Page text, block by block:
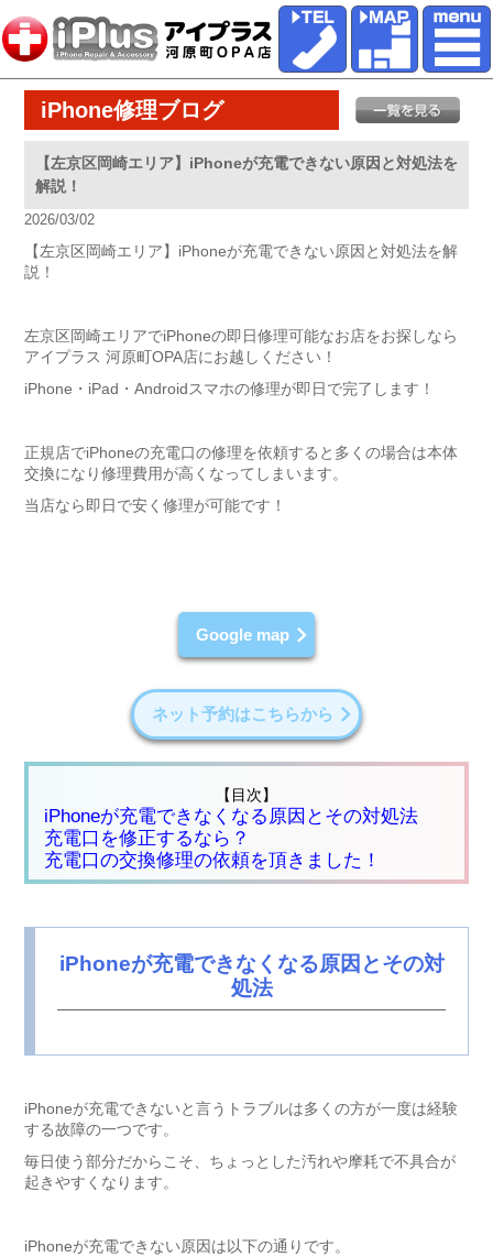
iPhone修理ブログ
【左京区岡崎エリア】iPhoneが充電できない原因と対処法を
解説！
2026/03/02
【左京区岡崎エリア】iPhoneが充電できない原因と対処法を解
説！
左京区岡崎エリアでiPhoneの即日修理可能なお店をお探しなら
アイプラス 河原町OPA店にお越しください！
iPhone・iPad・Androidスマホの修理が即日で完了します！
正規店でiPhoneの充電口の修理を依頼すると多くの場合は本体
交換になり修理費用が高くなってしまいます。
当店なら即日で安く修理が可能です！
Google map
ネット予約はこちらから
【目次】
iPhoneが充電できなくなる原因とその対処法
充電口を修正するなら？
充電口の交換修理の依頼を頂きました！
iPhoneが充電できなくなる原因とその対
処法
iPhoneが充電できないと言うトラブルは多くの方が一度は経験
する故障の一つです。
毎日使う部分だからこそ、ちょっとした汚れや摩耗で不具合が
起きやすくなります。
iPhoneが充電できない原因は以下の通りです。